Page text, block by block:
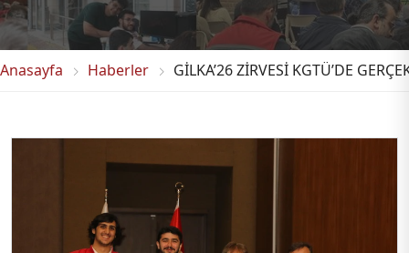
Anasayfa Haberler GİLKA’26 ZİRVESİ KGTÜ’DE